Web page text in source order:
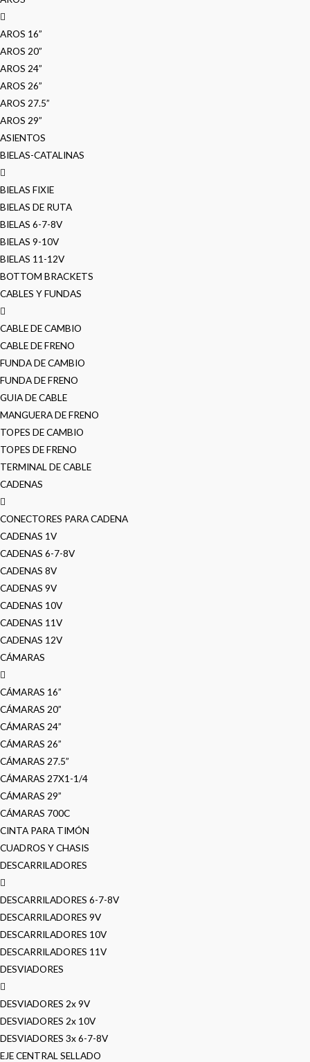
AROS 16”
AROS 20”
AROS 24”
AROS 26”
AROS 27.5”
AROS 29”
ASIENTOS
BIELAS-CATALINAS
BIELAS FIXIE
BIELAS DE RUTA
BIELAS 6-7-8V
BIELAS 9-10V
BIELAS 11-12V
BOTTOM BRACKETS
CABLES Y FUNDAS
CABLE DE CAMBIO
CABLE DE FRENO
FUNDA DE CAMBIO
FUNDA DE FRENO
GUIA DE CABLE
MANGUERA DE FRENO
TOPES DE CAMBIO
TOPES DE FRENO
TERMINAL DE CABLE
CADENAS
CONECTORES PARA CADENA
CADENAS 1V
CADENAS 6-7-8V
CADENAS 8V
CADENAS 9V
CADENAS 10V
CADENAS 11V
CADENAS 12V
CÁMARAS
CÁMARAS 16”
CÁMARAS 20”
CÁMARAS 24”
CÁMARAS 26”
CÁMARAS 27.5”
CÁMARAS 27X1-1/4
CÁMARAS 29”
CÁMARAS 700C
CINTA PARA TIMÓN
CUADROS Y CHASIS
DESCARRILADORES
DESCARRILADORES 6-7-8V
DESCARRILADORES 9V
DESCARRILADORES 10V
DESCARRILADORES 11V
DESVIADORES
DESVIADORES 2x 9V
DESVIADORES 2x 10V
DESVIADORES 3x 6-7-8V
EJE CENTRAL SELLADO